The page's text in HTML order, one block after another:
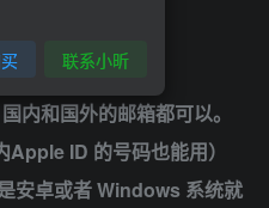
内和国外的邮箱都可以。
ID 的号码也能用）
安卓或者 Windows 系统就
联系小昕